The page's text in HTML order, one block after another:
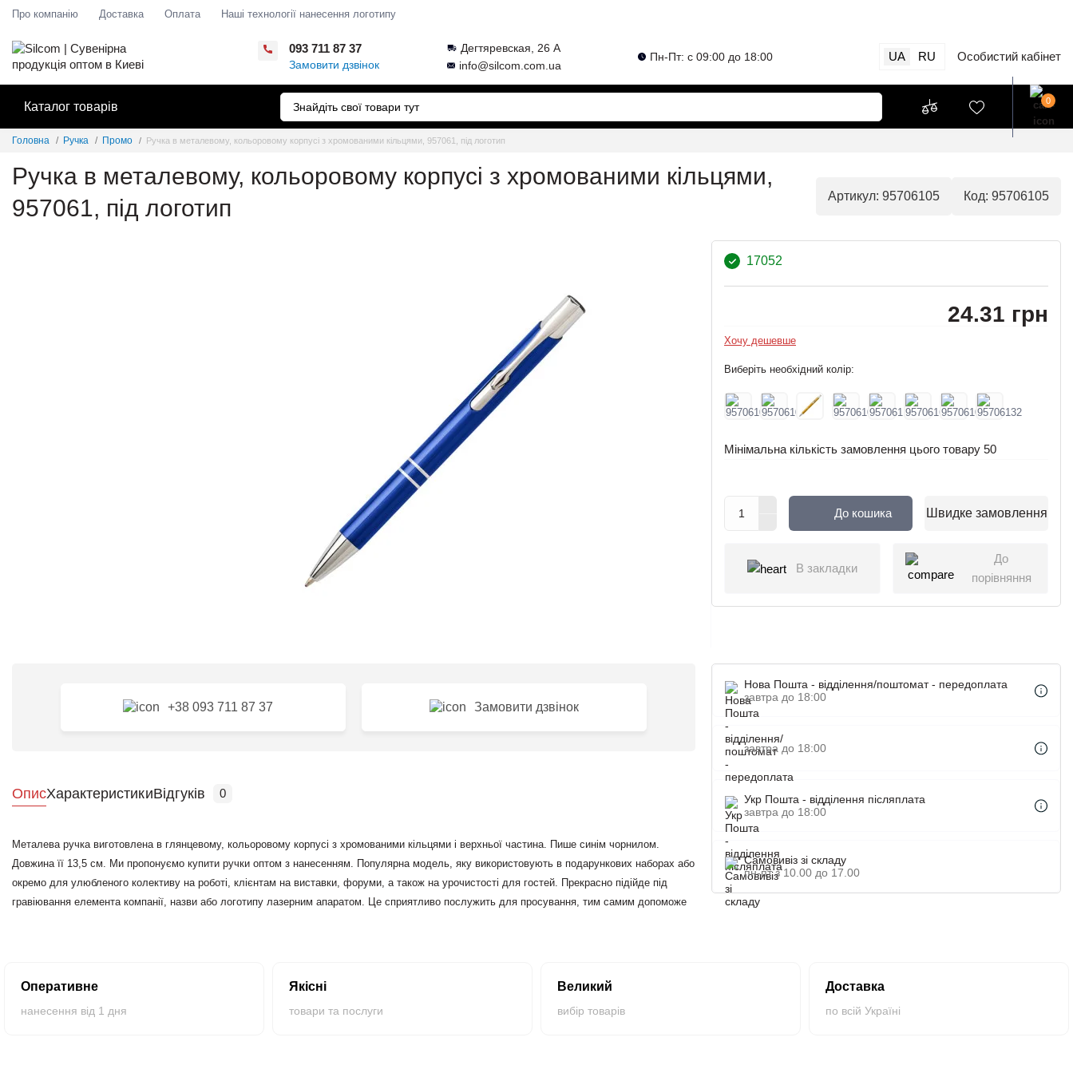
Про компанію Доставка Оплата Наші технології нанесення логотипу
093 711 87 37
Замовити дзвінок
Дегтяревская, 26 А
info@silcom.com.ua
Пн-Пт: с 09:00 до 18:00 UA RU Особистий кабінет
Каталог товарів 0
Головна Ручка Промо Ручка в металевому, кольоровому корпусі з хромованими кільцями, 957061, під логотип
Ручка в металевому, кольоровому корпусі з хромованими кільцями,
957061, під логотип
Артикул: 95706105 Код: 95706105
17052
24.31 грн
Хочу дешевше
Виберіть необхідний колір:
Мінімальна кількість замовлення цього товару 50
До кошика Швидке замовлення
В закладки
До
порівняння
+38 093 711 87 37 Замовити дзвінок
ОписХарактеристикиВідгуків 0
Металева ручка виготовлена в глянцевому, кольоровому корпусі з хромованими кільцями і верхньої частина. Пише синім чорнилом.
Довжина її 13,5 см. Ми пропонуємо купити ручки оптом з нанесенням. Популярна модель, яку використовують в подарункових наборах або
окремо для улюбленого колективу на роботі, клієнтам на виставки, форуми, а також на урочистості для гостей. Прекрасно підійде під
гравіювання елемента компанії, назви або логотипу лазерним апаратом. Це сприятливо послужить для просування, тим самим допоможе
Нова Пошта - відділення/поштомат - передоплата
завтра до 18:00
завтра до 18:00
Укр Пошта - відділення післяплата
завтра до 18:00
Самовивіз зі складу
пн-пт з 10.00 до 17.00
Оперативне
нанесення від 1 дня
Якісні
товари та послуги
Великий
вибір товарів
Доставка
по всій Україні